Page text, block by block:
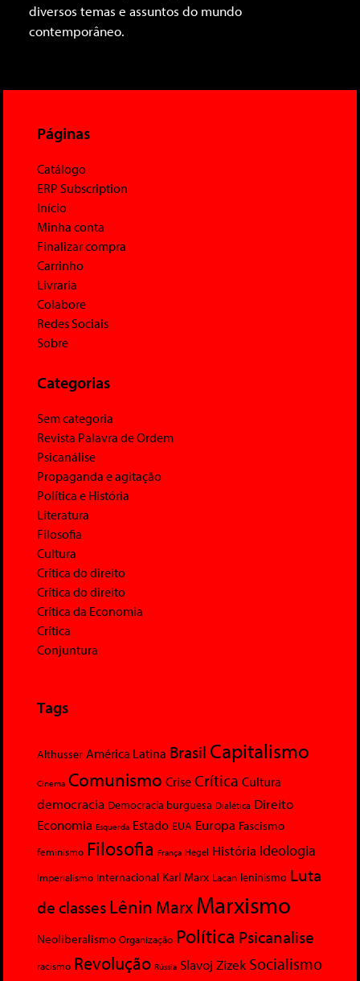
diversos temas e assuntos do mundo
contemporâneo.
Páginas
Catálogo
ERP Subscription
Início
Minha conta
Finalizar compra
Carrinho
Livraria
Colabore
Redes Sociais
Sobre
Categorias
Sem categoria
Revista Palavra de Ordem
Psicanálise
Propaganda e agitação
Política e História
Literatura
Filosofia
Cultura
Crítica do direito
Crítica do direito
Crítica da Economia
Crítica
Conjuntura
Tags
Althusser América Latina Brasil Capitalismo
Cinema Comunismo Crise Crítica Cultura
democracia Democracia burguesa Dialética Direito
Economia Esquerda Estado EUA Europa Fascismo
feminismo Filosofia França Hegel História Ideologia
Imperialismo Internacional Karl Marx Lacan leninismo Luta
de classesLênin MarxMarxismo
Neoliberalismo Organização Política Psicanalise
racismo Revolução Rússia Slavoj Zizek Socialismo